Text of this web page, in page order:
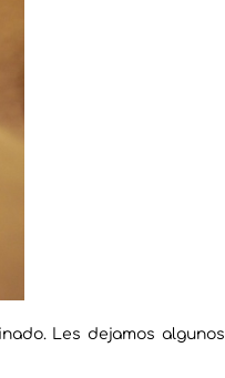
Les dejamos algunos